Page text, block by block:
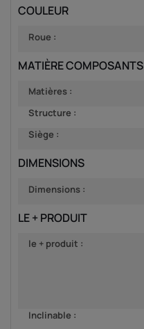
COULEUR
Roue :
MATIÈRE COMPOSANTS
Matières :
Structure :
Siège :
DIMENSIONS
Dimensions :
LE + PRODUIT
le + produit :
Inclinable :